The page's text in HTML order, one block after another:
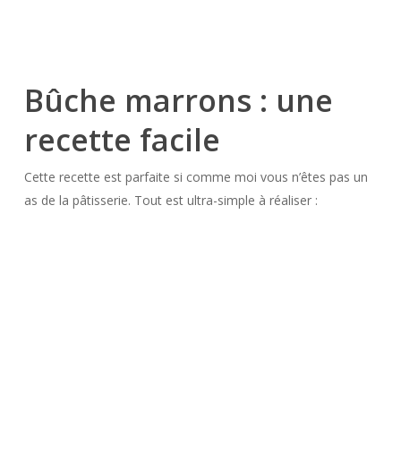
Bûche marrons : une
recette facile
Cette recette est parfaite si comme moi vous n’êtes pas un
as de la pâtisserie. Tout est ultra-simple à réaliser :